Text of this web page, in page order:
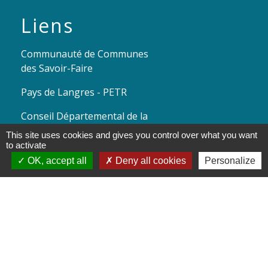
Liens
Communauté de Communes
des Savoir-Faire
Pays de Langres - PETR
Conseil Départemental de la
Haute-Marne
Préfecture de la Haute-Marne
Conseil Régional Grand Est
This site uses cookies and gives you control over what you want
to activate
OK, accept all
Deny all cookies Personalize